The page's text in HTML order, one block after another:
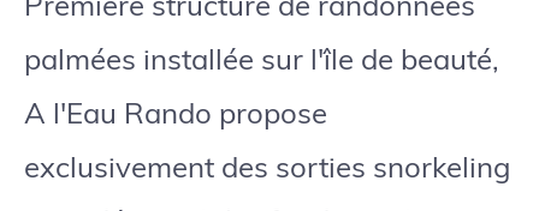
palmées installée sur l'île de beauté,
A l'Eau Rando propose
exclusivement des sorties snorkeling